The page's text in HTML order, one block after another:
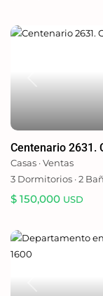
Previous
Centenario 2631.
Casas ·Ventas
3 Dormitorios ·2
$ 150,000 USD
Previous